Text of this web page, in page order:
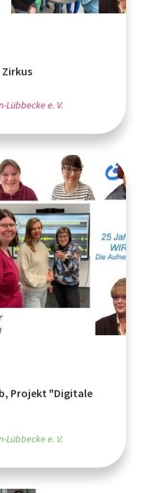
e. V.
Projekt "Digitale
e. V.